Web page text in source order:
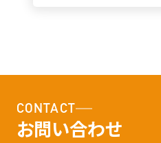
CONTACT
お問い合わせ